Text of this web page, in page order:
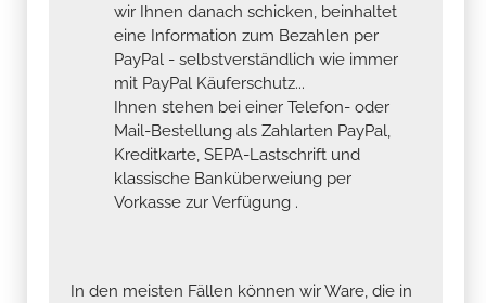
wir Ihnen danach schicken, beinhaltet
eine Information zum Bezahlen per
PayPal - selbstverständlich wie immer
mit PayPal Käuferschutz...
Ihnen stehen bei einer Telefon- oder
Mail-Bestellung als Zahlarten PayPal,
Kreditkarte, SEPA-Lastschrift und
klassische Banküberweiung per
Vorkasse zur Verfügung .
In den meisten Fällen können wir Ware, die in